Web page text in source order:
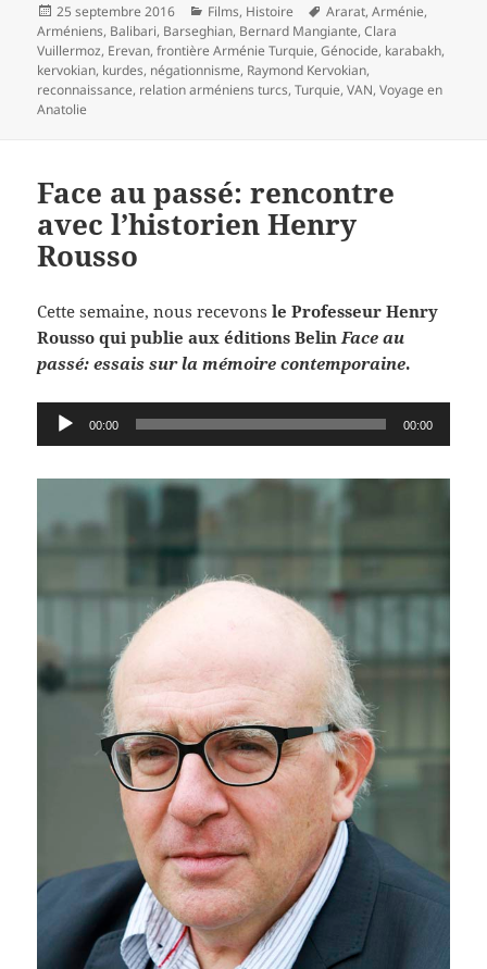
Publié
le
25 septembre 2016 Catégories
Films, Histoire
Mots-
clés
Ararat,Arménie,
Arméniens, Balibari, Barseghian, Bernard Mangiante,Clara
Vuillermoz, Erevan,frontière Arménie Turquie,Génocide, karabakh,
kervokian, kurdes, négationnisme, Raymond Kervokian,
reconnaissance, relation arméniens turcs,Turquie,VAN,Voyage en
Anatolie
Face au passé: rencontre
avec l’historien Henry
Rousso
Cette semaine, nous recevons le Professeur Henry
Rousso qui publie aux éditions BelinFace au
passé: essais sur la mémoire contemporaine.
Lecteur
audio
00:00 00:00